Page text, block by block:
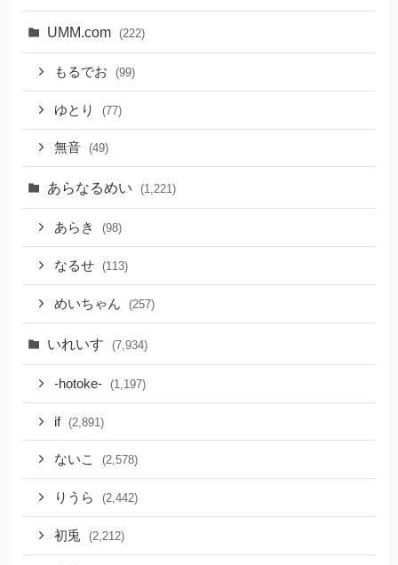
UMM.com (222)
もるでお (99)
ゆとり (77)
無音 (49)
あらなるめい (1,221)
あらき (98)
なるせ (113)
めいちゃん (257)
いれいす (7,934)
-hotoke- (1,197)
if (2,891)
ないこ (2,578)
りうら (2,442)
初兎 (2,212)